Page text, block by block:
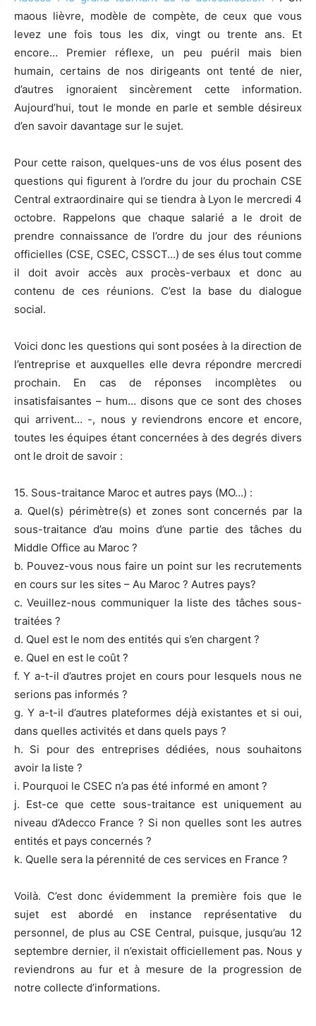
maous lièvre, modèle de compète, de ceux que vous
levez une fois tous les dix, vingt ou trente ans. Et
encore… Premier réflexe, un peu puéril mais bien
humain, certains de nos dirigeants ont tenté de nier,
d’autres ignoraient sincèrement cette information.
Aujourd’hui, tout le monde en parle et semble désireux
d’en savoir davantage sur le sujet.
Pour cette raison, quelques-uns de vos élus posent des
questions qui figurent à l’ordre du jour du prochain CSE
Central extraordinaire qui se tiendra à Lyon le mercredi 4
octobre. Rappelons que chaque salarié a le droit de
prendre connaissance de l’ordre du jour des réunions
officielles (CSE, CSEC, CSSCT…) de ses élus tout comme
il doit avoir accès aux procès-verbaux et donc au
contenu de ces réunions. C’est la base du dialogue
social.
Voici donc les questions qui sont posées à la direction de
l’entreprise et auxquelles elle devra répondre mercredi
prochain. En cas de réponses incomplètes ou
insatisfaisantes – hum… disons que ce sont des choses
qui arrivent… -, nous y reviendrons encore et encore,
toutes les équipes étant concernées à des degrés divers
ont le droit de savoir :
15. Sous-traitance Maroc et autres pays (MO…) :
a. Quel(s) périmètre(s) et zones sont concernés par la
sous-traitance d’au moins d’une partie des tâches du
Middle Office au Maroc ?
b. Pouvez-vous nous faire un point sur les recrutements
en cours sur les sites – Au Maroc ? Autres pays?
c. Veuillez-nous communiquer la liste des tâches sous-
traitées ?
d. Quel est le nom des entités qui s’en chargent ?
e. Quel en est le coût ?
f. Y a-t-il d’autres projet en cours pour lesquels nous ne
serions pas informés ?
g. Y a-t-il d’autres plateformes déjà existantes et si oui,
dans quelles activités et dans quels pays ?
h. Si pour des entreprises dédiées, nous souhaitons
avoir la liste ?
i. Pourquoi le CSEC n’a pas été informé en amont ?
j. Est-ce que cette sous-traitance est uniquement au
niveau d’Adecco France ? Si non quelles sont les autres
entités et pays concernés ?
k. Quelle sera la pérennité de ces services en France ?
Voilà. C’est donc évidemment la première fois que le
sujet est abordé en instance représentative du
personnel, de plus au CSE Central, puisque, jusqu’au 12
septembre dernier, il n’existait officiellement pas. Nous y
reviendrons au fur et à mesure de la progression de
notre collecte d’informations.